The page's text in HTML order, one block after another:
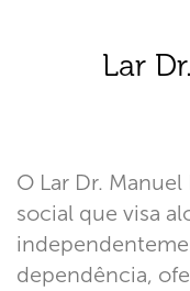
Lar
O Lar Dr.
social que visa
dependência,